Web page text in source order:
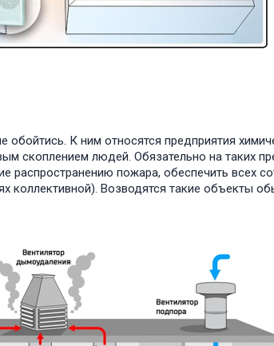
К ним относятся предприятия
скоплением людей. Обязательно на таких
распространению пожара, обеспечить всех
коллективной). Возводятся такие объекты